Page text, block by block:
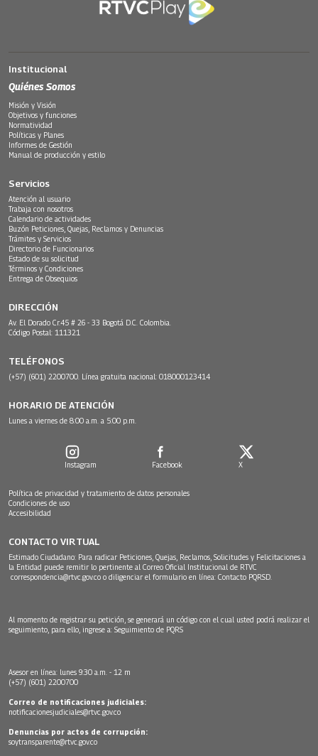
Institucional
Quiénes Somos
Misión y Visión
Objetivos y funciones
Normatividad
Políticas y Planes
Informes de Gestión
Manual de producción y estilo
Servicios
Atención al usuario
Trabaja con nosotros
Calendario de actividades
Buzón Peticiones, Quejas, Reclamos y Denuncias
Trámites y Servicios
Directorio de Funcionarios
Estado de su solicitud
Términos y Condiciones
Entrega de Obsequios
DIRECCIÓN
Av. El Dorado Cr.45 # 26 - 33 Bogotá D.C. Colombia.
Código Postal: 111321
TELÉFONOS
(+57) (601) 2200700. Línea gratuita nacional: 018000123414
HORARIO DE ATENCIÓN
Lunes a viernes de 8:00 a.m. a 5:00 p.m.
Instagram Facebook X
Política de privacidad y tratamiento de datos personales
Condiciones de uso
Accesibilidad
CONTACTO VIRTUAL
Estimado Ciudadano: Para radicar Peticiones, Quejas, Reclamos, Solicitudes y Felicitaciones a
la Entidad puede remitir lo pertinente al Correo Oficial Institucional de RTVC
correspondencia@rtvc.gov.co o diligenciar el formulario en línea: Contacto PQRSD.
Al momento de registrar su petición, se generará un código con el cual usted podrá realizar el
seguimiento, para ello, ingrese a: Seguimiento de PQRS
Asesor en línea: lunes 9:30 a.m. - 12 m
(+57) (601) 2200700
Correo de notificaciones judiciales:
notificacionesjudiciales@rtvc.gov.co
Denuncias por actos de corrupción:
soytransparente@rtvc.gov.co